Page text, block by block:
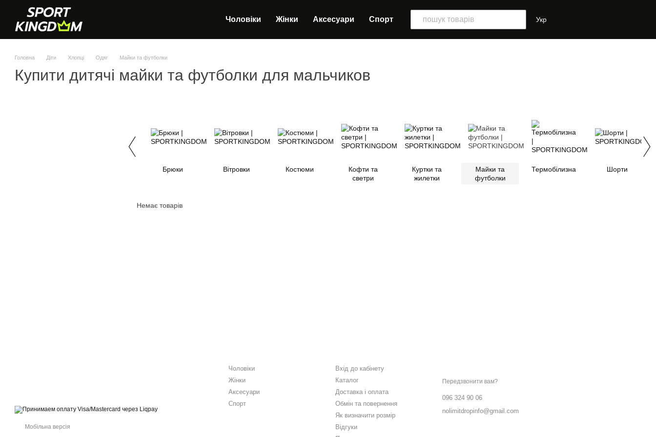
Перейти до основного контенту
Чоловіки Жінки Аксесуари Спорт Укр
Головна Діти Хлопці Одяг Майки та футболки
Купити дитячі майки та футболки для мальчиков
Брюки Вітровки Костюми
Кофти та
светри
Куртки та
жилетки
Майки та
футболки
Термобілизна Шорти
Немає товарів
Мобільна версія
Чоловіки
Жінки
Аксесуари
Спорт
Вхід до кабінету
Каталог
Доставка і оплата
Обмін та повернення
Як визначити розмір
Відгуки
Передзвонити вам?
096 324 90 06
nolimitdropinfo@gmail.com